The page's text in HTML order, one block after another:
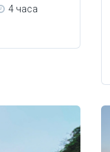
4 часа